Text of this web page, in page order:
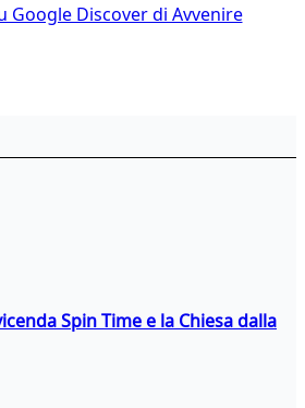
Google Discover di Avvenire
Spin Time e la Chiesa dalla